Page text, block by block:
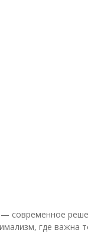
современное
где важна